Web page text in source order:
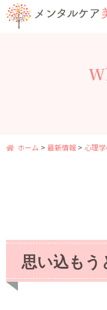
ホーム > 最新情報 > 心理
思い込もう